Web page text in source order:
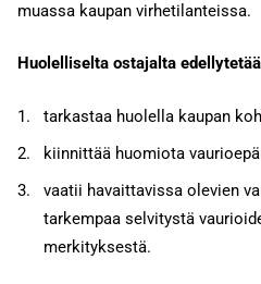
muassa kaupan virhetilanteissa.
Huolelliselta ostajalta
tarkastaa huolella kaupan
kiinnittää huomiota
vaatii havaittavissa olevien
tarkempaa selvitystä
merkityksestä.